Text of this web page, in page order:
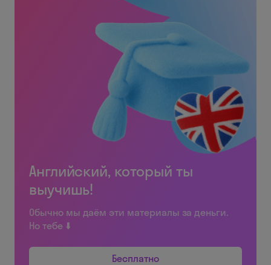
Английский, который ты
выучишь!
Обычно мы даём эти материалы за деньги.
Но тебе ⬇️
Бесплатно